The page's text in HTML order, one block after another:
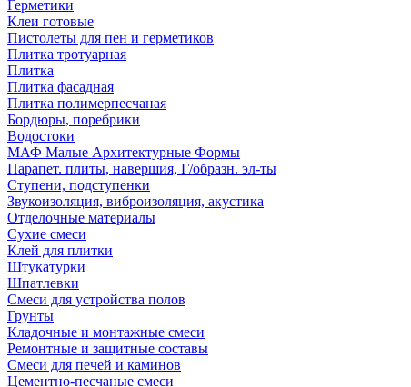
Герметики
Клеи готовые
Пистолеты для пен и герметиков
Плитка тротуарная
Плитка
Плитка фасадная
Плитка полимерпесчаная
Бордюры, поребрики
Водостоки
МАФ Малые Архитектурные Формы
Парапет. плиты, навершия, Г/образн. эл-ты
Ступени, подступенки
Звукоизоляция, виброизоляция, акустика
Отделочные материалы
Сухие смеси
Клей для плитки
Штукатурки
Шпатлевки
Смеси для устройства полов
Грунты
Кладочные и монтажные смеси
Ремонтные и защитные составы
Смеси для печей и каминов
Цементно-песчаные смеси